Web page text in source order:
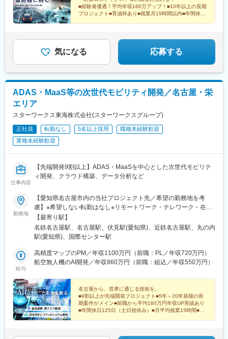
日市、津、伊勢、他
■経験者優遇！平均年収160万アップ！■10年以上の長期
プロジェクト■育成枠あり■残業月15時間以内■年間休日
気になる 応募する
ADAS・MaaS等の次世代モビリティ開発／名古屋・栄
エリア
スターワークス東海株式会社(スターワークスグループ)
正社員 転勤なし 5名以上採用
職種未経験歓迎
業種未経験歓迎
仕事内容
【先端開発9割以上】ADAS・MaaSを中心とした次世代モビリテ
ィ開発、クラウド構築、データ分析など
勤務地
【愛知県名古屋市内の当社プロジェクト先／希望の勤務地を考
慮】※希望しない転勤はなし※リモートワーク・テレワーク・在宅
勤務あり（派遣先による）※自動車通勤あり（派遣先による）■愛
知県中村区／中区／港区 など＜勤務地例＞■トヨタ自動車株式会
社：愛知県名古屋市中村区名駅4-7-1■株式会社トヨタシステム
コネクティッド株式会社：愛知県名古屋市中区錦一丁目11番11号
名古屋インターシティ14階■株式会社NTTデータ東海：愛知県名古
【最寄り駅】
名鉄名古屋駅、名古屋駅、伏見駅(愛知県)、近鉄名古屋駅、丸の内
駅(愛知県)、国際センター駅
給与
高精度マップのPM／年収1100万円（前職：PL／年収720万円）
航空無人機のAI開発／年収860万円（前職：組込／年収550万円）
名古屋から、世界に通じる技術を。
■9割以上が先端開発プロジェクト■5年～20年規模の長
期案件がメイン■前職から平均160万円年収UP実績あり
■年間休日125日（土日祝休み）■月平均残業15時間■住